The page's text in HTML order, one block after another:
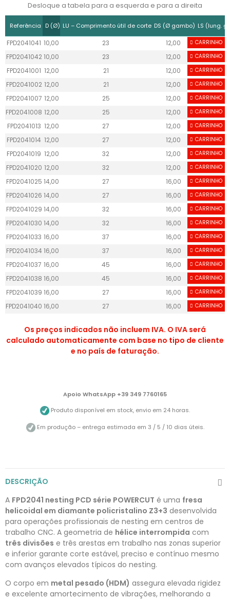
Desloque a tabela para a esquerda e para a direita
Referência D (Ø) LU – Comprimento útil de corte DS (Ø gambo) LS (lung.
FPD2041041 10,00 23 12,00 40
CARRINHO
FPD2041042 10,00 23 12,00 40
CARRINHO
FPD2041001 12,00 21 12,00 40
CARRINHO
FPD2041002 12,00 21 12,00 40
CARRINHO
FPD2041007 12,00 25 12,00 40
CARRINHO
FPD2041008 12,00 25 12,00 40
CARRINHO
FPD2041013 12,00 27 12,00 40
CARRINHO
FPD2041014 12,00 27 12,00 40
CARRINHO
FPD2041019 12,00 32 12,00 40
CARRINHO
FPD2041020 12,00 32 12,00 40
CARRINHO
FPD2041025 14,00 27 16,00 50
CARRINHO
FPD2041026 14,00 27 16,00 50
CARRINHO
FPD2041029 14,00 32 16,00 50
CARRINHO
FPD2041030 14,00 32 16,00 50
CARRINHO
FPD2041033 16,00 37 16,00 50
CARRINHO
FPD2041034 16,00 37 16,00 50
CARRINHO
FPD2041037 16,00 45 16,00 50
CARRINHO
FPD2041038 16,00 45 16,00 50
CARRINHO
FPD2041039 16,00 27 16,00 50
CARRINHO
FPD2041040 16,00 27 16,00 50
CARRINHO
Os preços indicados não incluem IVA. O IVA será
calculado automaticamente com base no tipo de cliente
e no país de faturação.
Apoio WhatsApp +39 349 7760165
Produto disponível em stock, envio em 24 horas.
Em produção – entrega estimada em 3 / 5 / 10 dias úteis.
DESCRIÇÃO
A FPD2041 nesting PCD série POWERCUT é uma fresa
helicoidal em diamante policristalino Z3+3 desenvolvida
para operações profissionais de nesting em centros de
trabalho CNC. A geometria de hélice interrompida com
três divisões e três arestas em trabalho nas zonas superior
e inferior garante corte estável, preciso e contínuo mesmo
com avanços elevados típicos do nesting.
O corpo em metal pesado (HDM) assegura elevada rigidez
e excelente amortecimento de vibrações, melhorando a